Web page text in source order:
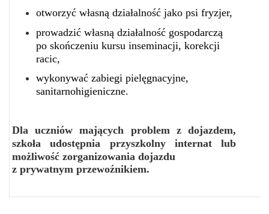
otworzyć własną działalność jako psi fryzjer,
prowadzić własną działalność gospodarczą
po skończeniu kursu inseminacji, korekcji
racic,
wykonywać zabiegi pielęgnacyjne,
sanitarnohigieniczne.
Dla uczniów mających problem z dojazdem,
szkoła udostępnia przyszkolny internat lub
możliwość zorganizowania dojazdu
z prywatnym przewoźnikiem.